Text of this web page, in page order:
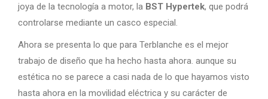
joya de la tecnología a motor, la BST Hypertek, que podrá
controlarse mediante un casco especial.
Ahora se presenta lo que para Terblanche es el mejor
trabajo de diseño que ha hecho hasta ahora. aunque su
estética no se parece a casi nada de lo que hayamos visto
hasta ahora en la movilidad eléctrica y su carácter de